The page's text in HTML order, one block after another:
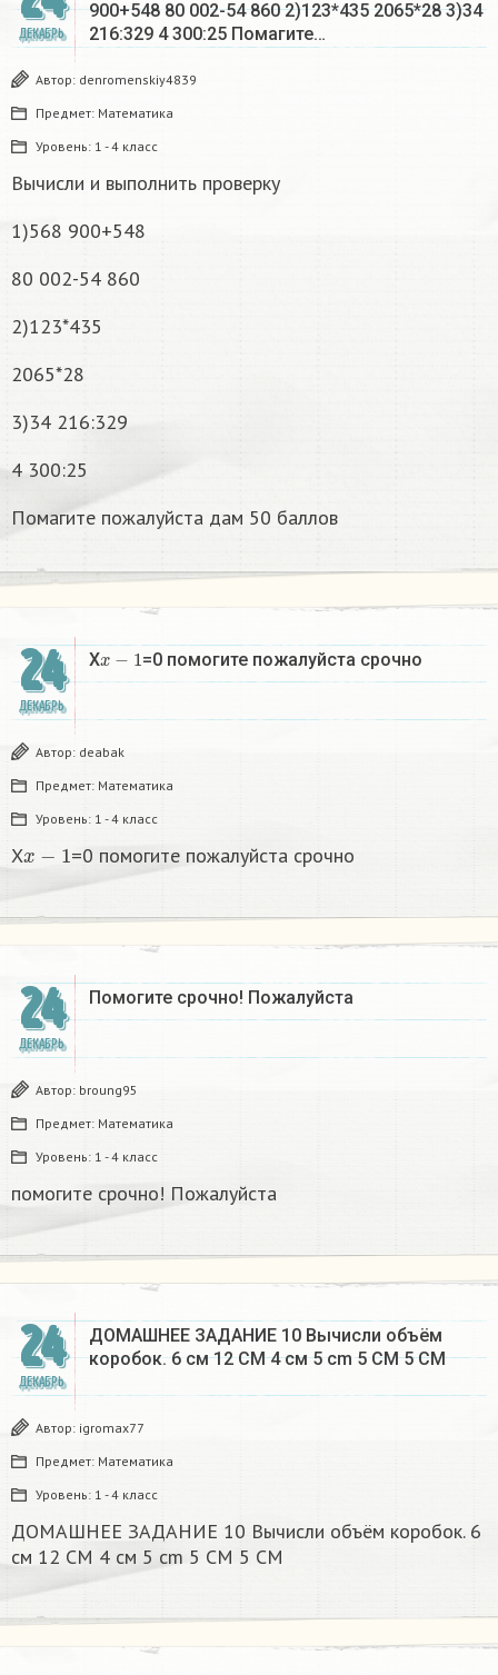
ДЕКАБРЬ
900+548 80 002-54 860 2)123*435 2065*28 3)34
216:329 4 300:25 Помагите…
Автор: denromenskiy4839
Предмет: Математика
Уровень: 1 - 4 класс
Вычисли и выполнить проверку
1)568 900+548
80 002-54 860
2)123*435
2065*28
3)34 216:329
4 300:25
Помагите пожалуйста дам 50 баллов
24
ДЕКАБРЬ
Xx−1 =0 помогите пожалуйста срочно
Автор: deabak
Предмет: Математика
Уровень: 1 - 4 класс
X =0 помогите пожалуйста срочно
24
ДЕКАБРЬ
Помогите срочно! Пожалуйста
Автор: broung95
Предмет: Математика
Уровень: 1 - 4 класс
помогите срочно! Пожалуйста
24
ДЕКАБРЬ
ДОМАШНЕЕ ЗАДАНИЕ 10 Вычисли объём
коробок. 6 см 12 CM 4 см 5 cm 5 CM 5 CM​
Автор: igromax77
Предмет: Математика
Уровень: 1 - 4 класс
ДОМАШНЕЕ ЗАДАНИЕ 10 Вычисли объём коробок. 6
см 12 CM 4 см 5 cm 5 CM 5 CM​